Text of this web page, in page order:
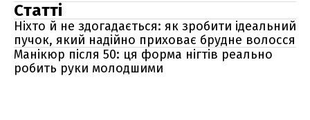
Статті
Ніхто й не здогадається: як зробити ідеальний
пучок, який надійно приховає брудне волосся
Манікюр після 50: ця форма нігтів реально
робить руки молодшими